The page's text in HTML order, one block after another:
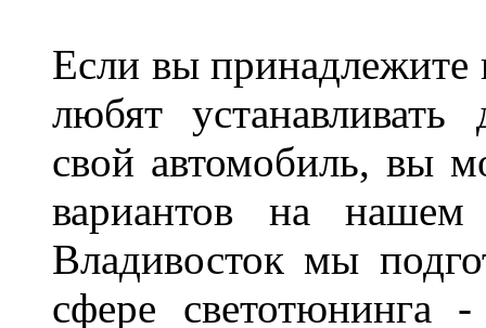
Если вы принадлежите
любят устанавливать
свой автомобиль, вы
вариантов на
Владивосток мы
сфере светотюнинга